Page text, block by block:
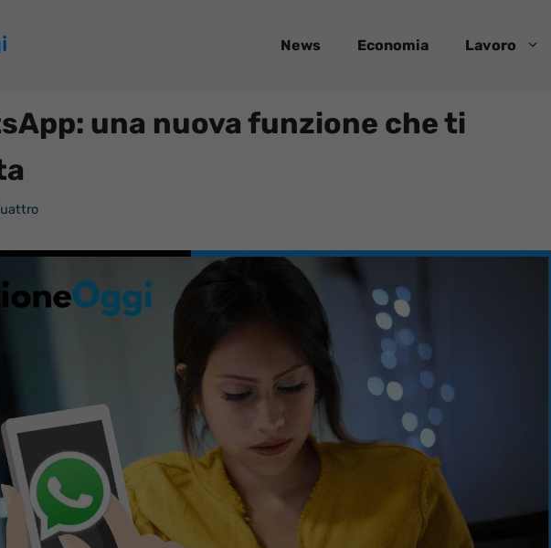
News Economia Lavoro
una nuova funzione che ti